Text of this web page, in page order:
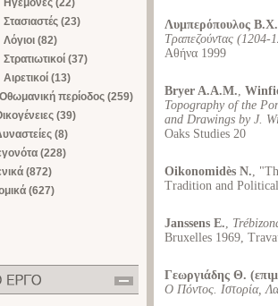
Ηγεμόνες (22)
Στασιαστές (23)
Λόγιοι (82)
Στρατιωτικοί (37)
Αιρετικοί (13)
Οθωμανική περίοδος (259)
(39)
(8)
(228)
(872)
(627)
Λυμπερόπουλος Β.Χ.
Τραπεζούντας (1204-
Αθήνα 1999
Bryer A.A.M.,
Topography of the
and Drawings by J.
Oaks Studies 20
Oikonomidès N.,
Tradition and
Janssens E.,
Bruxelles 1969,
Γεωργιάδης Θ.
Ο Πόντος. Ιστορία,